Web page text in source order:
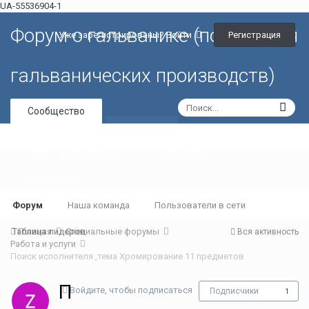
UA-55536904-1
Форум о гальванике (портал для
гальванических производств)
Уже зарегистрированы? Войти Регистрация
Сообщество
Форум Наша команда Пользователи в сети
Таблица лидеров Вся активность
Главная
Специальные форумы
Работа и услуги
Поиск исполнителя ,тема Хромирование 11 предметов
Войдите, чтобы подписаться Подписчики 1
П